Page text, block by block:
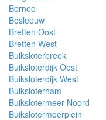
Borneo
Bosleeuw
Bretten Oost
Bretten West
Buiksloterbreek
Buiksloterdijk Oost
Buiksloterdijk West
Buiksloterham
Buikslotermeer Noord
Buikslotermeerplein